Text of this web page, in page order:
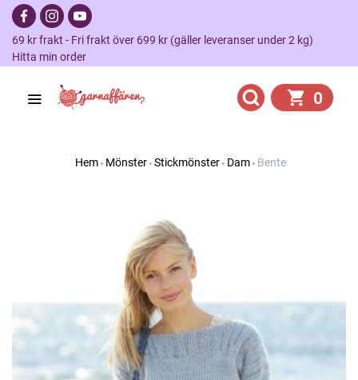
69 kr frakt - Fri frakt över 699 kr (gäller leveranser under 2 kg)
Hitta min order
0
Hem Mönster Stickmönster Dam Bente